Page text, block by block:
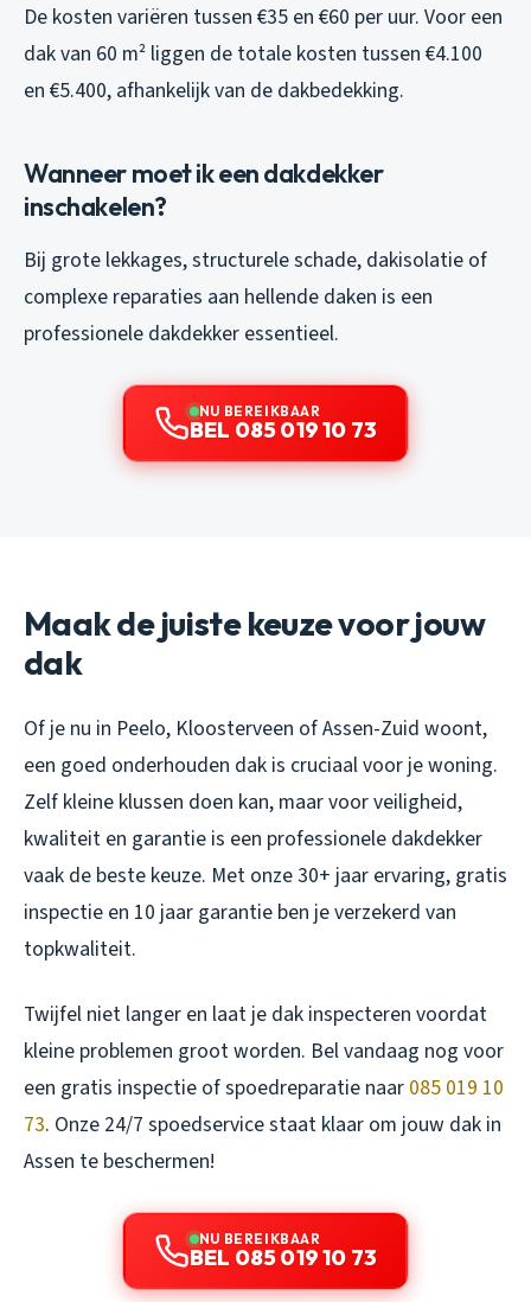
De kosten variëren tussen €35 en €60 per uur. Voor een
dak van 60 m² liggen de totale kosten tussen €4.100
en €5.400, afhankelijk van de dakbedekking.
Wanneer moet ik een dakdekker
inschakelen?
Bij grote lekkages, structurele schade, dakisolatie of
complexe reparaties aan hellende daken is een
professionele dakdekker essentieel.
NU BEREIKBAAR
BEL 085 019 10 73
Maak de juiste keuze voor jouw
dak
Of je nu in Peelo, Kloosterveen of Assen-Zuid woont,
een goed onderhouden dak is cruciaal voor je woning.
Zelf kleine klussen doen kan, maar voor veiligheid,
kwaliteit en garantie is een professionele dakdekker
vaak de beste keuze. Met onze 30+ jaar ervaring, gratis
inspectie en 10 jaar garantie ben je verzekerd van
topkwaliteit.
Twijfel niet langer en laat je dak inspecteren voordat
kleine problemen groot worden. Bel vandaag nog voor
een gratis inspectie of spoedreparatie naar 085 019 10
73. Onze 24/7 spoedservice staat klaar om jouw dak in
Assen te beschermen!
NU BEREIKBAAR
BEL 085 019 10 73